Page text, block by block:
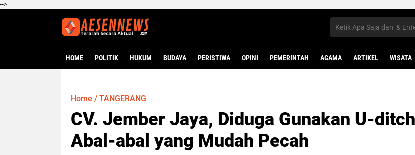
-->
HOME POLITIK HUKUM BUDAYA PERISTIWA OPINI PEMERINTAH AGAMA ARTIKEL WISATA
Home / TANGERANG
CV. Jember Jaya, Diduga Gunakan U-ditch
Abal-abal yang Mudah Pecah